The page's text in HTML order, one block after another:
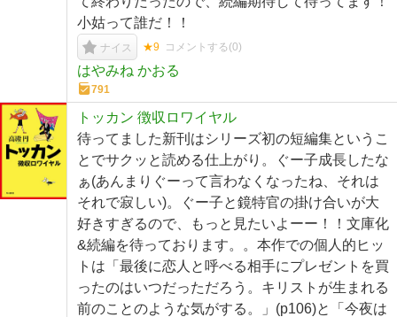
小姑って誰だ！！
ナイス ★9 コメントする(0)
はやみね かおる
791
トッカン 徴収ロワイヤル
待ってました新刊はシリーズ初の短編集というこ
とでサクッと読める仕上がり。ぐー子成長したな
ぁ(あんまりぐーって言わなくなったね、それは
それで寂しい)。ぐー子と鏡特官の掛け合いが大
好きすぎるので、もっと見たいよーー！！文庫化
&続編を待っております。。本作での個人的ヒッ
トは「最後に恋人と呼べる相手にプレゼントを買
ったのはいつだっただろう。キリストが生まれる
前のことのような気がする。」(p106)と「今夜は